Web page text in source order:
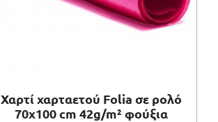
Χαρτί χαρταετού Folia σε ρολό
70x100 cm 42g/m² φούξια